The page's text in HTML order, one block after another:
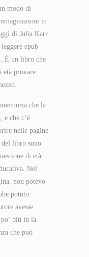
modo di
in
di Julia Karr
epub
È un libro che
età provare
che la
e che c’è
nelle pagine
libro sono
di età
Nel
non potevo
potuto
avesse
più in là.
che può